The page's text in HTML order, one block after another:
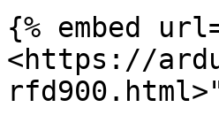
{% embed
<https://